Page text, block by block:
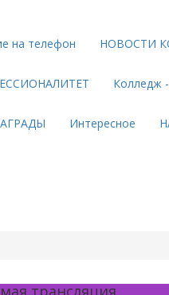
на телефон НОВОСТИ
Колледж
Интересное
трансляция